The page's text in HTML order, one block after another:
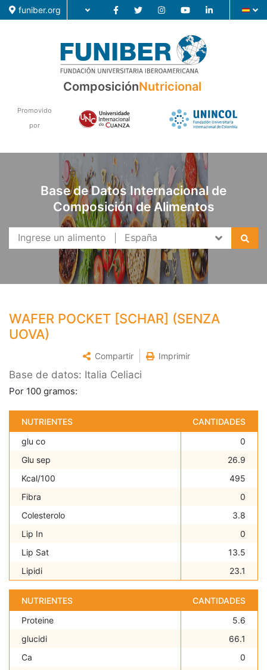
funiber.org
Investigación
ComposiciónNutricional
Promovido
por
Base de Datos Internacional de
Composición de Alimentos
WAFER POCKET [SCHAR] (SENZA
UOVA)
Compartir Imprimir
Base de datos: Italia Celiaci
Por 100 gramos:
NUTRIENTES
CANTIDADES
glu co
0
Glu sep
26.9
Kcal/100
495
Fibra
0
Colesterolo
3.8
Lip In
0
Lip Sat
13.5
Lipidi
23.1
NUTRIENTES
CANTIDADES
Proteine
5.6
glucidi
66.1
Ca
0